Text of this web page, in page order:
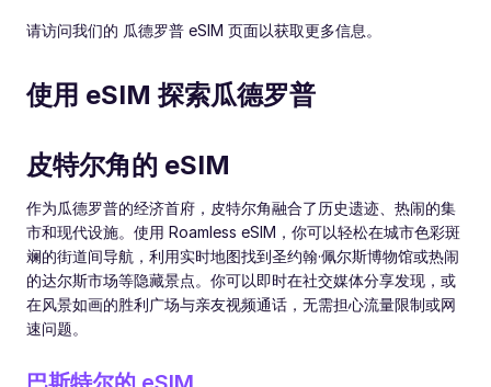
请访问我们的 瓜德罗普 eSIM 页面以获取更多信息。
使用 eSIM 探索瓜德罗普
皮特尔角的 eSIM
作为瓜德罗普的经济首府，皮特尔角融合了历史遗迹、热闹的集
市和现代设施。使用 Roamless eSIM，你可以轻松在城市色彩斑
斓的街道间导航，利用实时地图找到圣约翰·佩尔斯博物馆或热闹
的达尔斯市场等隐藏景点。你可以即时在社交媒体分享发现，或
在风景如画的胜利广场与亲友视频通话，无需担心流量限制或网
速问题。